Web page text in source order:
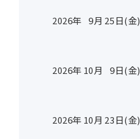
2026年 9月 25日(金)
2026年 10月 9日(金)
2026年 10月 23日(金)